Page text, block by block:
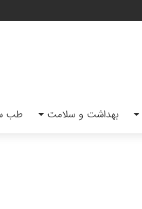
بهداشت و سلامت طب